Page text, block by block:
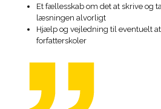
Et fællesskab om det at skrive og
læsningen alvorligt
Hjælp og vejledning til eventuelt
forfatterskoler